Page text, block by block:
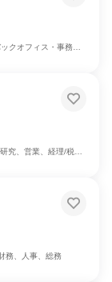
オフィス・事務・受付、総務
/税務/財務、人事、総務、マーケティング・広告・宣伝
務、人事、総務